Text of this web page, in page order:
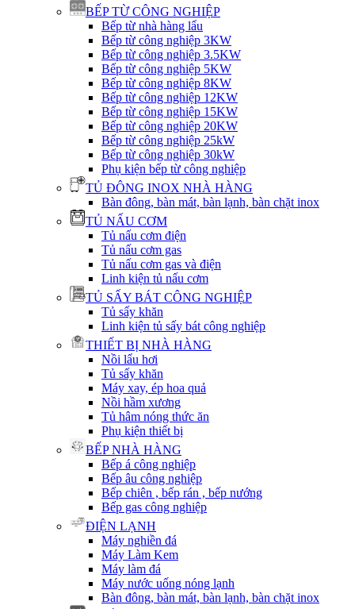
BẾP TỪ CÔNG NGHIỆP
Bếp từ nhà hàng lẩu
Bếp từ công nghiệp 3KW
Bếp từ công nghiệp 3.5KW
Bếp từ công nghiệp 5KW
Bếp từ công nghiệp 8KW
Bếp từ công nghiệp 12KW
Bếp từ công nghiệp 15KW
Bếp từ công nghiệp 20KW
Bếp từ công nghiệp 25kW
Bếp từ công nghiệp 30kW
Phụ kiện bếp từ công nghiệp
TỦ ĐÔNG INOX NHÀ HÀNG
Bàn đông, bàn mát, bàn lạnh, bàn chặt inox
TỦ NẤU CƠM
Tủ nấu cơm điện
Tủ nấu cơm gas
Tủ nấu cơm gas và điện
Linh kiện tủ nấu cơm
TỦ SẤY BÁT CÔNG NGHIỆP
Tủ sấy khăn
Linh kiện tủ sấy bát công nghiệp
THIẾT BỊ NHÀ HÀNG
Nồi lẩu hơi
Tủ sấy khăn
Máy xay, ép hoa quả
Nồi hầm xương
Tủ hâm nóng thức ăn
Phụ kiện thiết bị
BẾP NHÀ HÀNG
Bếp á công nghiệp
Bếp âu công nghiệp
Bếp chiên , bếp rán , bếp nướng
Bếp gas công nghiệp
ĐIỆN LẠNH
Máy nghiền đá
Máy Làm Kem
Máy làm đá
Máy nước uống nóng lạnh
Bàn đông, bàn mát, bàn lạnh, bàn chặt inox